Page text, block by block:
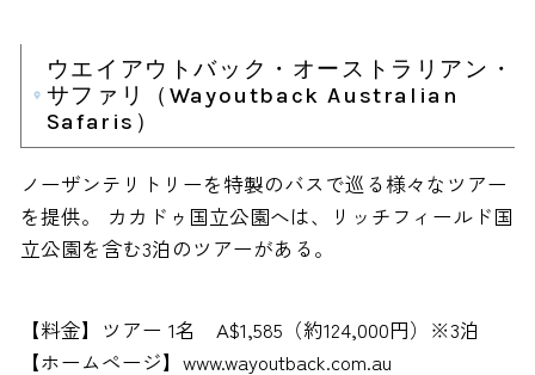
ウエイアウトバック・オーストラリアン・
サファリ（Wayoutback Australian
Safaris）
ノーザンテリトリーを特製のバスで巡る様々なツアー
を提供。 カカドゥ国立公園へは、リッチフィールド国
立公園を含む3泊のツアーがある。
【料金】ツアー 1名 A$1,585（約124,000円）※3泊
【ホームページ】www.wayoutback.com.au